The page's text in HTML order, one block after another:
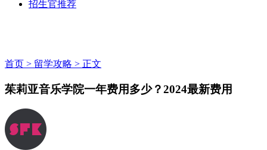
招生官推荐
首页 > 留学攻略 > 正文
茱莉亚音乐学院一年费用多少？2024最新费用